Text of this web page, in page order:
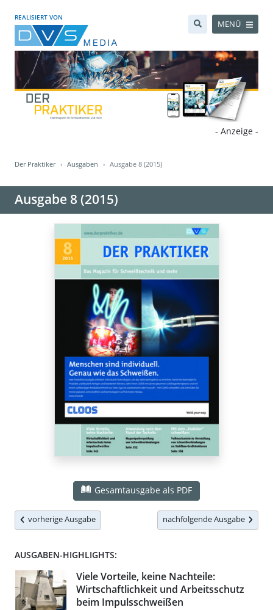
REALISIERT VON
MENÜ
- Anzeige -
Der Praktiker Ausgaben Ausgabe 8 (2015)
Ausgabe 8 (2015)
Gesamtausgabe als PDF
vorherige Ausgabe nachfolgende Ausgabe
AUSGABEN-HIGHLIGHTS:
Viele Vorteile, keine Nachteile:
Wirtschaftlichkeit und Arbeitsschutz
beim Impulsschweißen